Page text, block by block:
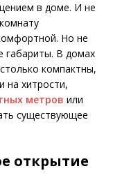
в доме. И не
Но не
габариты. В домах
компактны,
на хитрости,
метров или
существующее
открытие